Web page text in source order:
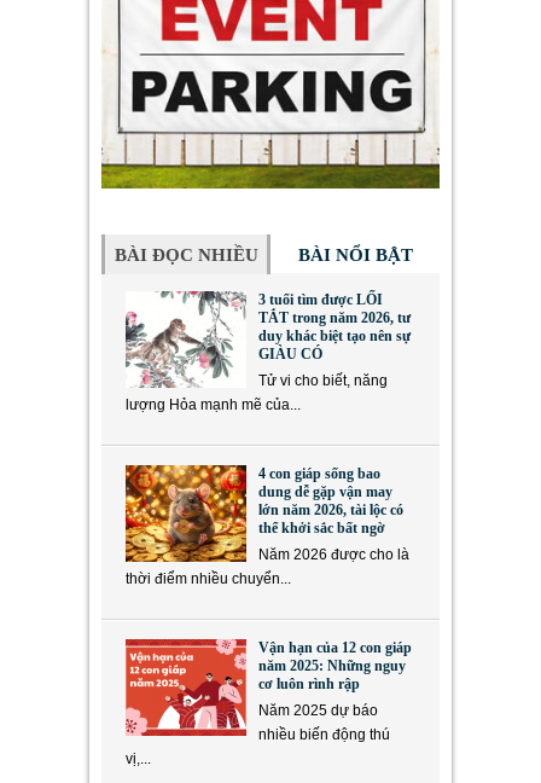
BÀI ĐỌC NHIỀU BÀI NỔI BẬT
3 tuổi tìm được LỐI
TẮT trong năm 2026, tư
duy khác biệt tạo nên sự
GIÀU CÓ
Tử vi cho biết, năng
lượng Hỏa mạnh mẽ của...
4 con giáp sống bao
dung dễ gặp vận may
lớn năm 2026, tài lộc có
thể khởi sắc bất ngờ
Năm 2026 được cho là
thời điểm nhiều chuyển...
Vận hạn của 12 con giáp
năm 2025: Những nguy
cơ luôn rình rập
Năm 2025 dự báo
nhiều biến động thú
vị,...